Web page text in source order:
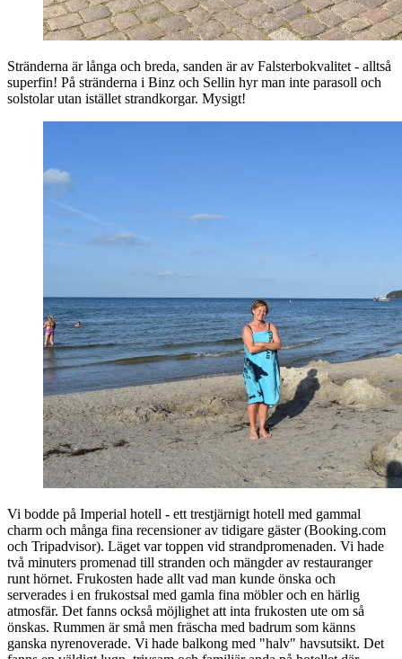
Stränderna är långa och breda, sanden är av Falsterbokvalitet - alltså
superfin! På stränderna i Binz och Sellin hyr man inte parasoll och
solstolar utan istället strandkorgar. Mysigt!
Vi bodde på Imperial hotell - ett trestjärnigt hotell med gammal
charm och många fina recensioner av tidigare gäster (Booking.com
och Tripadvisor). Läget var toppen vid strandpromenaden. Vi hade
två minuters promenad till stranden och mängder av restauranger
runt hörnet. Frukosten hade allt vad man kunde önska och
serverades i en frukostsal med gamla fina möbler och en härlig
atmosfär. Det fanns också möjlighet att inta frukosten ute om så
önskas. Rummen är små men fräscha med badrum som känns
ganska nyrenoverade. Vi hade balkong med "halv" havsutsikt. Det